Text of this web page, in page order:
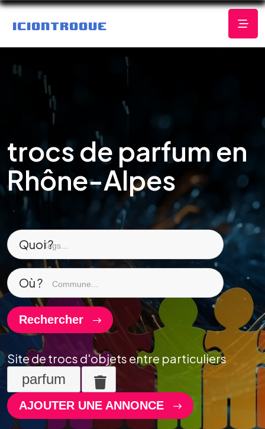
trocs de parfum en
Rhône-Alpes
Quoi ?
Où ?
Rechercher
Site de trocs d'objets entre particuliers
parfum
AJOUTER UNE ANNONCE